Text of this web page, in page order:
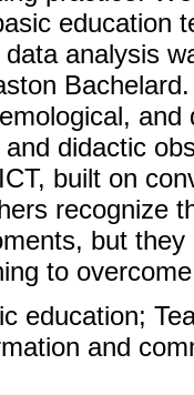
education
analysis
didactic
built on
recognize
but
to
education;
and